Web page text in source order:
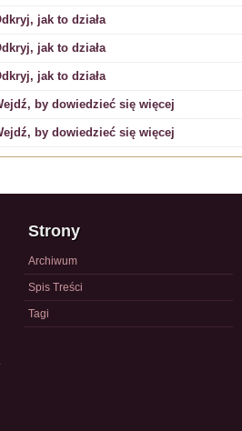
jak to działa
jak to działa
jak to działa
by dowiedzieć się więcej
by dowiedzieć się więcej
Strony
Archiwum
Spis Treści
Tagi